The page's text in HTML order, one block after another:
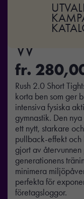
Rush
W
fr.
Rush 2.0 Short
korta ben som ger
intensiva fysiska
gymnastik. Den
ett nytt, starkare
pullback-effekt och
gjort av
generationens
minimera
perfekta för
företagsloggor.